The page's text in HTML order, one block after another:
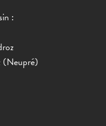
:
(Neupré)